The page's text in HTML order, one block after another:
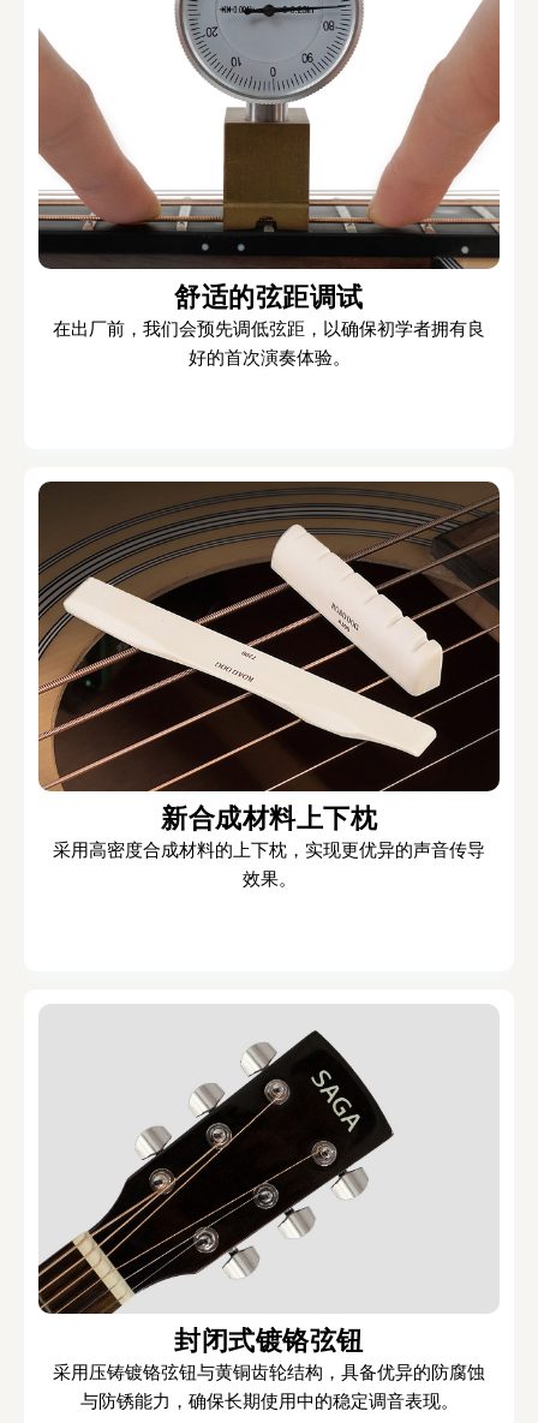
舒适的弦距调试
在出厂前，我们会预先调低弦距，以确保初学者拥有良
好的首次演奏体验。
新合成材料上下枕
采用高密度合成材料的上下枕，实现更优异的声音传导
效果。
封闭式镀铬弦钮
采用压铸镀铬弦钮与黄铜齿轮结构，具备优异的防腐蚀
与防锈能力，确保长期使用中的稳定调音表现。